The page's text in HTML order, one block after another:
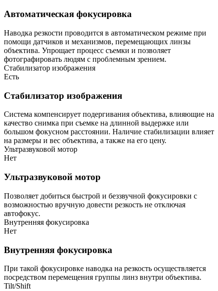
Автоматическая фокусировка
Наводка резкости проводится в автоматическом режиме при
помощи датчиков и механизмов, перемещающих линзы
объектива. Упрощает процесс съемки и позволяет
фотографировать людям с проблемным зрением.
Стабилизатор изображения
Есть
Стабилизатор изображения
Система компенсирует подергивания объектива, влияющие на
качество снимка при съемке на длинной выдержке или
большом фокусном расстоянии. Наличие стабилизации влияет
на размеры и вес объектива, а также на его цену.
Ультразвуковой мотор
Нет
Ультразвуковой мотор
Позволяет добиться быстрой и беззвучной фокусировки с
возможностью вручную довести резкость не отключая
автофокус.
Внутренняя фокусировка
Нет
Внутренняя фокусировка
При такой фокусировке наводка на резкость осуществляется
посредством перемещения группы линз внутри объектива.
Tilt/Shift